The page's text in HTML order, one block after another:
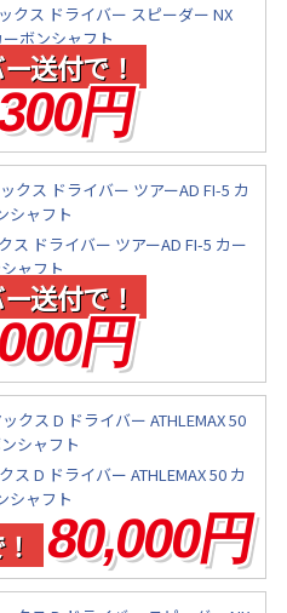
クス ドライバー スピーダー NX
ボンシャフト
送付で！
円
ス ドライバー ツアーAD FI-5 カー
ャフト
送付で！
円
D ドライバー ATHLEMAX 50 カ
シャフト
80,000円